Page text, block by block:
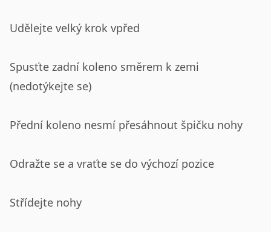
Udělejte velký krok vpřed
Spusťte zadní koleno směrem k zemi
(nedotýkejte se)
Přední koleno nesmí přesáhnout špičku nohy
Odražte se a vraťte se do výchozí pozice
Střídejte nohy